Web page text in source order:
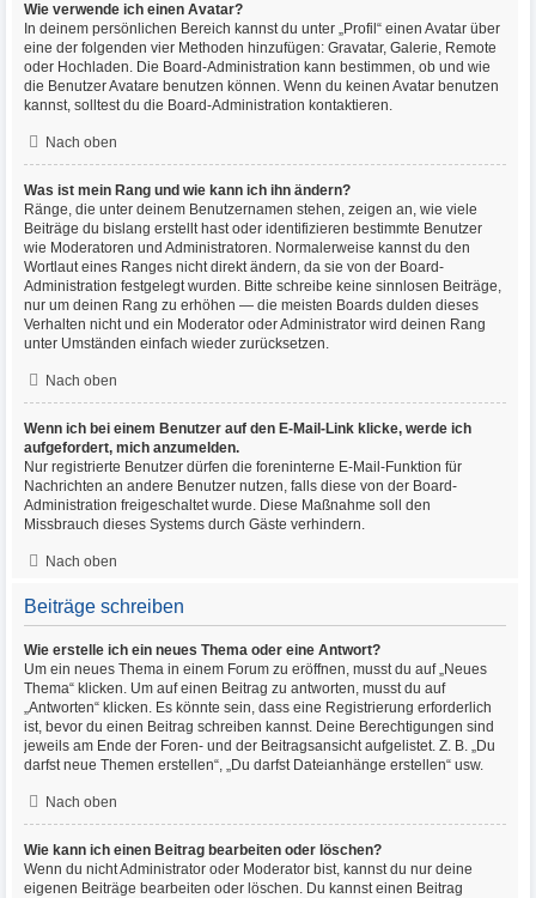
Wie verwende ich einen Avatar?
In deinem persönlichen Bereich kannst du unter „Profil“ einen Avatar über
eine der folgenden vier Methoden hinzufügen: Gravatar, Galerie, Remote
oder Hochladen. Die Board-Administration kann bestimmen, ob und wie
die Benutzer Avatare benutzen können. Wenn du keinen Avatar benutzen
kannst, solltest du die Board-Administration kontaktieren.
Nach oben
Was ist mein Rang und wie kann ich ihn ändern?
Ränge, die unter deinem Benutzernamen stehen, zeigen an, wie viele
Beiträge du bislang erstellt hast oder identifizieren bestimmte Benutzer
wie Moderatoren und Administratoren. Normalerweise kannst du den
Wortlaut eines Ranges nicht direkt ändern, da sie von der Board-
Administration festgelegt wurden. Bitte schreibe keine sinnlosen Beiträge,
nur um deinen Rang zu erhöhen — die meisten Boards dulden dieses
Verhalten nicht und ein Moderator oder Administrator wird deinen Rang
unter Umständen einfach wieder zurücksetzen.
Nach oben
Wenn ich bei einem Benutzer auf den E-Mail-Link klicke, werde ich
aufgefordert, mich anzumelden.
Nur registrierte Benutzer dürfen die foreninterne E-Mail-Funktion für
Nachrichten an andere Benutzer nutzen, falls diese von der Board-
Administration freigeschaltet wurde. Diese Maßnahme soll den
Missbrauch dieses Systems durch Gäste verhindern.
Nach oben
Beiträge schreiben
Wie erstelle ich ein neues Thema oder eine Antwort?
Um ein neues Thema in einem Forum zu eröffnen, musst du auf „Neues
Thema“ klicken. Um auf einen Beitrag zu antworten, musst du auf
„Antworten“ klicken. Es könnte sein, dass eine Registrierung erforderlich
ist, bevor du einen Beitrag schreiben kannst. Deine Berechtigungen sind
jeweils am Ende der Foren- und der Beitragsansicht aufgelistet. Z. B. „Du
darfst neue Themen erstellen“, „Du darfst Dateianhänge erstellen“ usw.
Nach oben
Wie kann ich einen Beitrag bearbeiten oder löschen?
Wenn du nicht Administrator oder Moderator bist, kannst du nur deine
eigenen Beiträge bearbeiten oder löschen. Du kannst einen Beitrag